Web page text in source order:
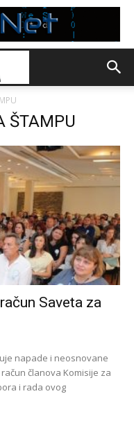
ŠTAMPU
Saveta za
napade i neosnovane
članova Komisije za
i rada ovog